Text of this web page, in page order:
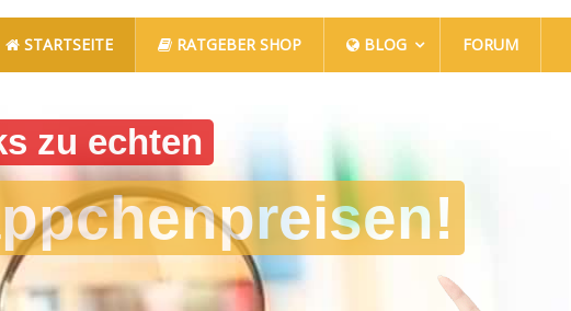
STARTSEITE RATGEBER SHOP BLOG FORUM
und Tricks um richtig